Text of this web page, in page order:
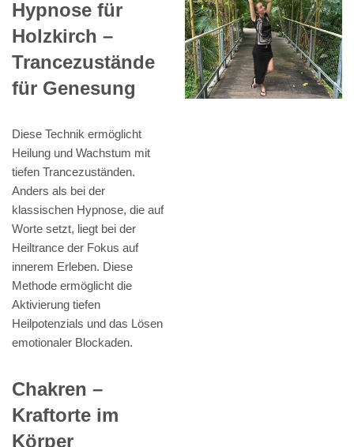
Hypnose für
Holzkirch –
Trancezustände
für Genesung
Diese Technik ermöglicht
Heilung und Wachstum mit
tiefen Trancezuständen.
Anders als bei der
klassischen Hypnose, die auf
Worte setzt, liegt bei der
Heiltrance der Fokus auf
innerem Erleben. Diese
Methode ermöglicht die
Aktivierung tiefen
Heilpotenzials und das Lösen
emotionaler Blockaden.
Chakren –
Kraftorte im
Körper